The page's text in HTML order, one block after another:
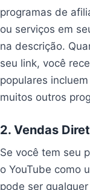
programas de
ou serviços em
na descrição.
seu link, você
populares
muitos outros
2. Vendas
Se você tem seu
o YouTube como
pode ser